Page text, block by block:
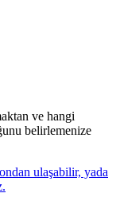
ve hangi
belirlemenize
ulaşabilir, yada